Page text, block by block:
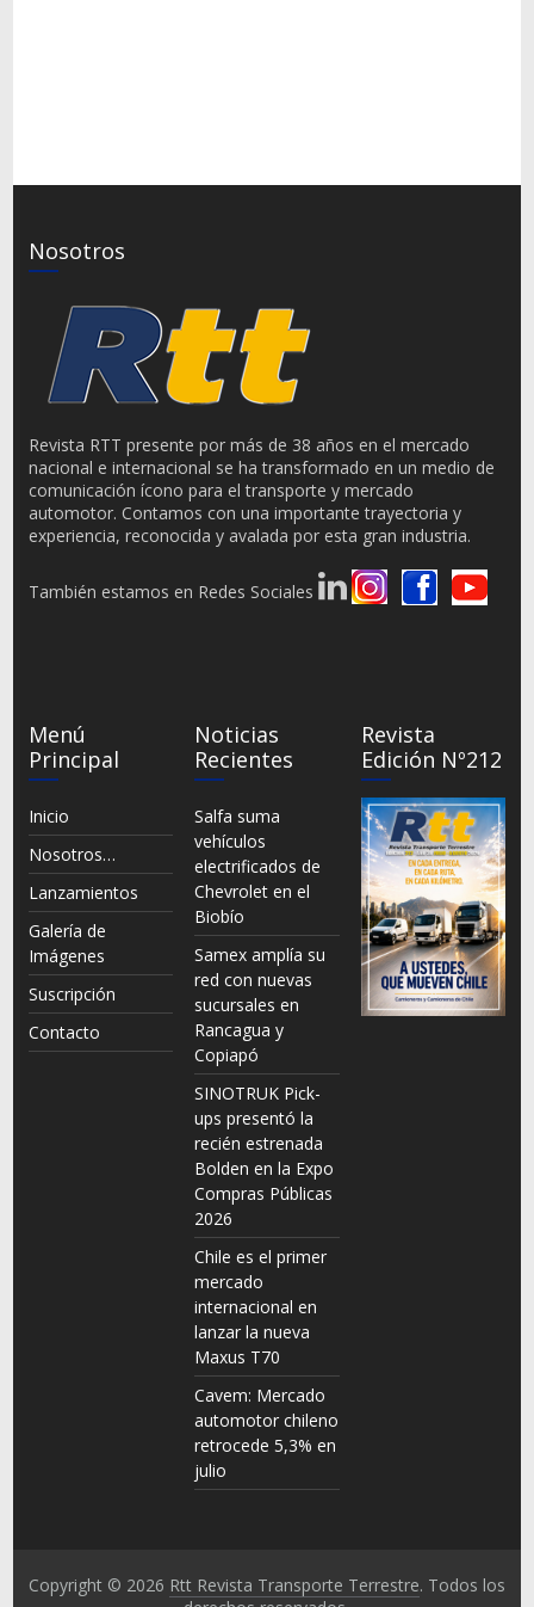
Nosotros
Revista RTT presente por más de 38 años en el mercado
nacional e internacional se ha transformado en un medio de
comunicación ícono para el transporte y mercado
automotor. Contamos con una importante trayectoria y
experiencia, reconocida y avalada por esta gran industria.
También estamos en Redes Sociales
Menú
Principal
Inicio
Nosotros…
Lanzamientos
Galería de
Imágenes
Suscripción
Contacto
Noticias
Recientes
Salfa suma
vehículos
electrificados de
Chevrolet en el
Biobío
Samex amplía su
red con nuevas
sucursales en
Rancagua y
Copiapó
SINOTRUK Pick-
ups presentó la
recién estrenada
Bolden en la Expo
Compras Públicas
2026
Chile es el primer
mercado
internacional en
lanzar la nueva
Maxus T70
Cavem: Mercado
automotor chileno
retrocede 5,3% en
julio
Revista
Edición Nº212
Copyright © 2026 Rtt Revista Transporte Terrestre. Todos los